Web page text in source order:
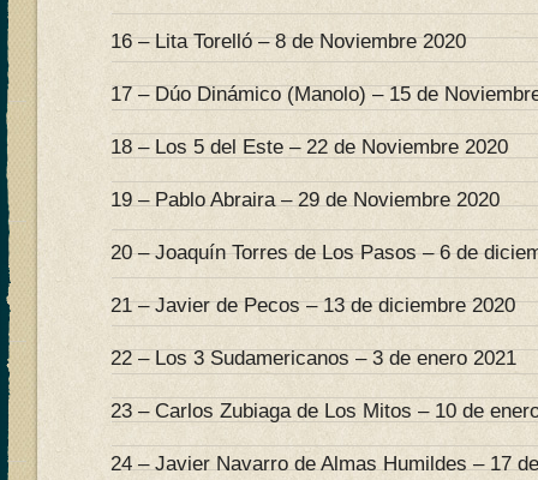
16 – Lita Torelló – 8 de Noviembre 2020
17 – Dúo Dinámico (Manolo) – 15 de
18 – Los 5 del Este – 22 de Noviembre 2020
19 – Pablo Abraira – 29 de Noviembre 2020
20 – Joaquín Torres de Los Pasos – 6 de
21 – Javier de Pecos – 13 de diciembre 2020
22 – Los 3 Sudamericanos – 3 de enero 2021
23 – Carlos Zubiaga de Los Mitos – 10 de
24 – Javier Navarro de Almas Humildes – 17